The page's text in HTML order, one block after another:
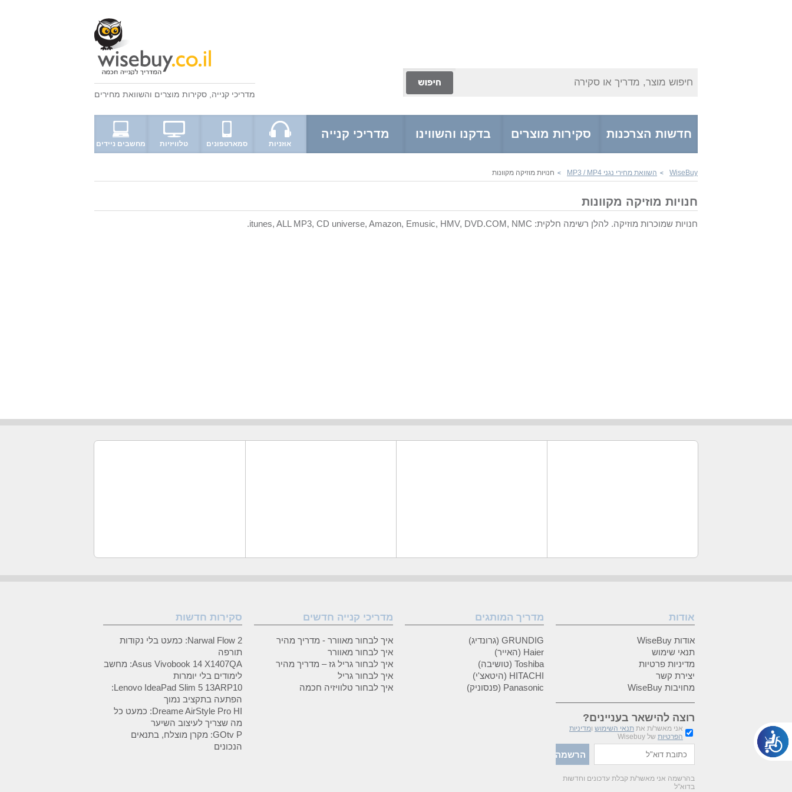
חיפוש מוצר, מדריך או סקירה
מדריכי קנייה סקירות מוצרים והשוואת מחירים
חדשות הצרכנות סקירות מוצרים בדקנו והשווינו מדריכי קנייה
אוזניות סמארטפונים טלוויזיות מחשבים ניידים
WiseBuy
> השוואת מחירי נגני MP3 / MP4 > חנויות מוזיקה מקוונות
חנויות מוזיקה מקוונות
חנויות שמוכרות מוזיקה. להלן רשימה חלקית: itunes, ALL MP3, CD universe, Amazon, Emusic, HMV, DVD.COM, NMC.
אודות
אודות WiseBuy
תנאי שימוש
מדיניות פרטיות
יצירת קשר
מחויבות WiseBuy
רוצה להישאר בעניינים?
אני מאשר/ת את תנאי השימוש ומדיניות
הפרטיות של Wisebuy
בהרשמה אני מאשר/ת קבלת עדכונים וחדשות
בדוא"ל
מדריך המותגים
GRUNDIG (גרונדיג)
Haier (האייר)
Toshiba (טושיבה)
HITACHI (היטאצ'י)
Panasonic (פנסוניק)
מדריכי קנייה חדשים
איך לבחור מאוורר - מדריך מהיר
איך לבחור מאוורר
איך לבחור גריל גז – מדריך מהיר
איך לבחור גריל
איך לבחור טלוויזיה חכמה
סקירות חדשות
Narwal Flow 2: כמעט בלי נקודות
תורפה
Asus Vivobook 14 X1407QA: מחשב
לימודים בלי יומרות
Lenovo IdeaPad Slim 5 13ARP10:
הפתעה בתקציב נמוך
Dreame AirStyle Pro HI: כמעט כל
מה שצריך לעיצוב השיער
GOtv P: מקרן מוצלח, בתנאים
הנכונים